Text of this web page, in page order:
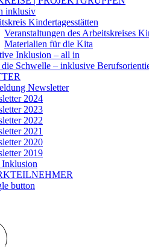
inklusiv
Kindertagesstätten
Veranstaltungen des Arbeitskreises
Materialien für die Kita
Inklusion – all in
Schwelle – inklusive
Newsletter
2024
2023
2022
2021
2020
2019
button